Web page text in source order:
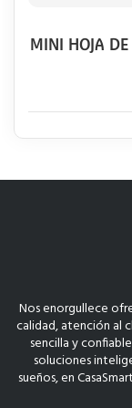
MINI HOJA DE
Nos enorgullece ofrecer una amplia selección de tecnología de alta
calidad, atención al
sencilla y
soluciones
sueños, en